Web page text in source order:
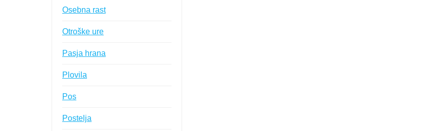
Osebna rast
Otroške ure
Pasja hrana
Plovila
Pos
Postelja